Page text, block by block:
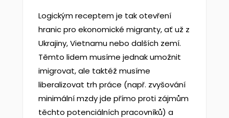
Logickým receptem je tak otevření
hranic pro ekonomické migranty, ať už z
Ukrajiny, Vietnamu nebo dalších zemí.
Těmto lidem musíme jednak umožnit
imigrovat, ale taktéž musíme
liberalizovat trh práce (např. zvyšování
minimální mzdy jde přímo proti zájmům
těchto potenciálních pracovníků) a